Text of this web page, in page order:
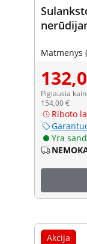
Matmenys
Pigiausia
154,00 €
Riboto
Yra
Akcija